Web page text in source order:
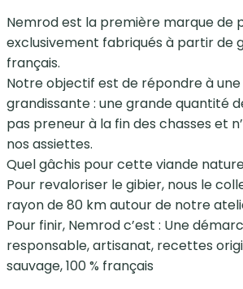
Nemrod est la première marque de
exclusivement fabriqués à partir de
français.
Notre objectif est de répondre à
grandissante : une grande quantité
pas preneur à la fin des chasses et
nos assiettes.
Quel gâchis pour cette viande
Pour revaloriser le gibier, nous le
rayon de 80 km autour de notre
Pour finir, Nemrod c’est : Une
responsable, artisanat, recettes
sauvage, 100 % français